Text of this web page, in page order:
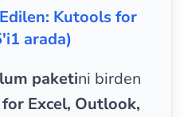
Kutools for
arada)
paketini birden
Excel, Outlook,